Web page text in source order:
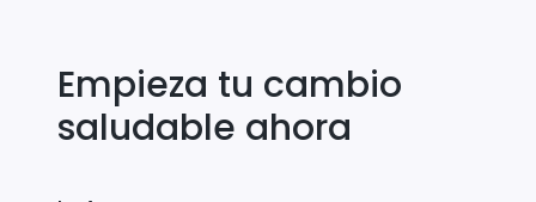
Empieza tu cambio
saludable ahora